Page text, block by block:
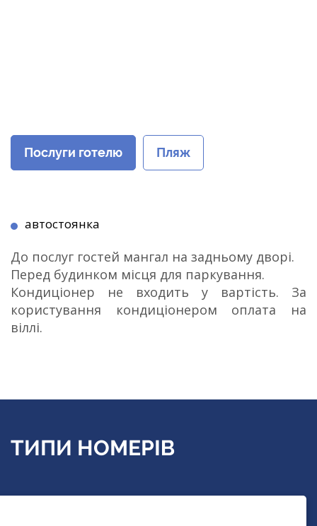
Послуги готелю Пляж
автостоянка
До послуг гостей мангал на задньому дворі.
Перед будинком місця для паркування.
Кондиціонер не входить у вартість. За
користування кондиціонером оплата на
віллі.
ТИПИ НОМЕРІВ